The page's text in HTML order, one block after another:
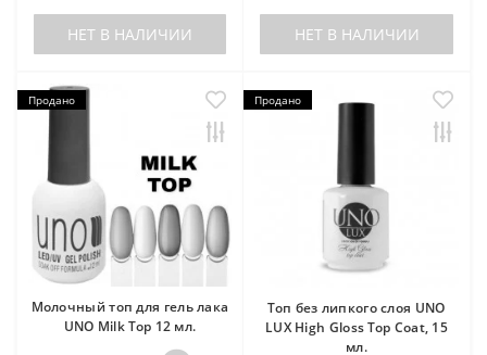
НЕТ В НАЛИЧИИ НЕТ В НАЛИЧИИ
Продано
Молочный топ для гель лака
UNO Milk Top 12 мл.
Продано
Топ без липкого слоя UNO
LUX High Gloss Top Coat, 15
мл.